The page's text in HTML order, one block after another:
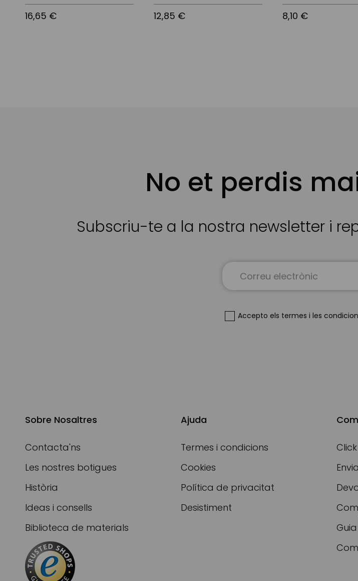
16,65 € 12,85 € 8,10 €
No et perdis
Subscriu-te a la nostra newsletter i
Up
Accepto els termes i les
Sobre Nosaltres
Contacta'ns
Les nostres botigues
Història
Ideas i consells
Biblioteca de materials
Ajuda
Termes i condicions
Cookies
Política de privacitat
Desistiment